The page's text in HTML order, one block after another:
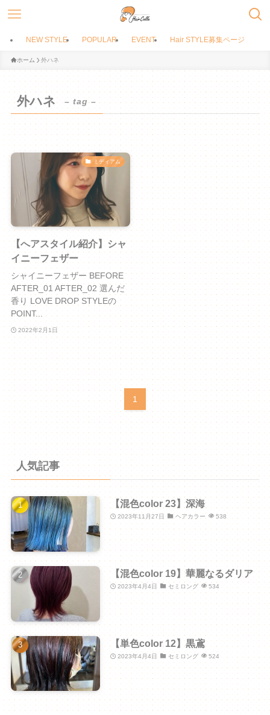
NEW STYLE POPULAR EVENT Hair STYLE募集ページ
ホーム 外ハネ
外ハネ – tag –
ミディアム
【へアスタイル紹介】シャ
イニーフェザー
シャイニーフェザー BEFORE
AFTER_01 AFTER_02 選んだ
香り LOVE DROP STYLEの
POINT...
2022年2月1日
1
人気記事
【混色color 23】深海
2023年11月27日 ヘアカラー 538
【混色color 19】華麗なるダリア
2023年4月4日 セミロング 534
【単色color 12】黒鳶
2023年4月4日 セミロング 524